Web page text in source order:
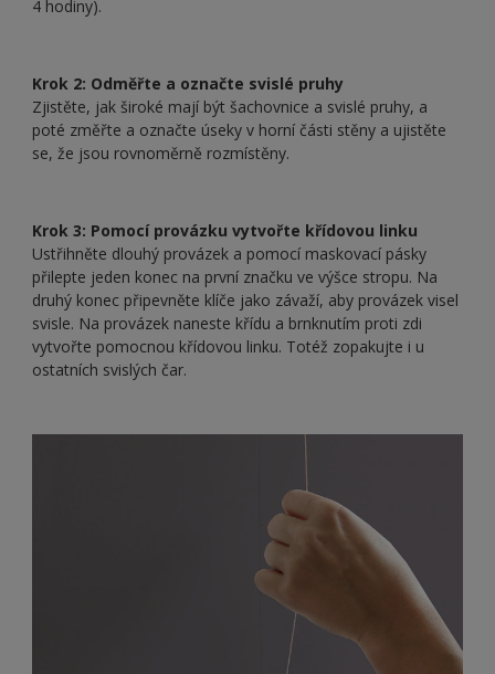
4 hodiny).
Krok 2: Odměřte a označte svislé pruhy
Zjistěte, jak široké mají být šachovnice a svislé pruhy, a
poté změřte a označte úseky v horní části stěny a ujistěte
se, že jsou rovnoměrně rozmístěny.
Krok 3: Pomocí provázku vytvořte křídovou linku
Ustřihněte dlouhý provázek a pomocí maskovací pásky
přilepte jeden konec na první značku ve výšce stropu. Na
druhý konec připevněte klíče jako závaží, aby provázek visel
svisle. Na provázek naneste křídu a brnknutím proti zdi
vytvořte pomocnou křídovou linku. Totéž zopakujte i u
ostatních svislých čar.